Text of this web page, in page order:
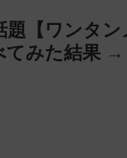
【ワンタ
てみた結果